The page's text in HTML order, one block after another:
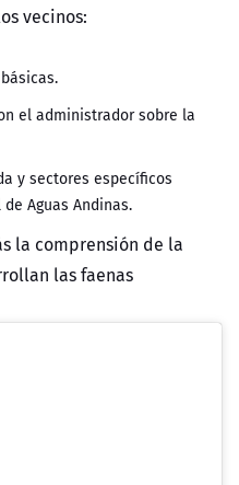
vecinos:
el administrador sobre la
y sectores específicos
Aguas Andinas.
la comprensión de la
las faenas